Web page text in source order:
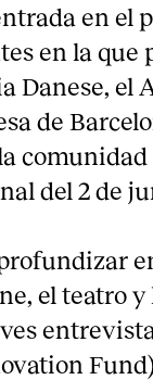
en el
en la
Danese, el
de
del 2 de
el teatro